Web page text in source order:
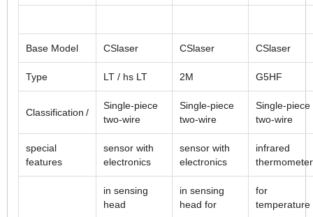
Base Model CSlaser CSlaser CSlaser
Type LT / hs LT 2M G5HF
Classification /
Single-piece
two-wire
Single-piece
two-wire
Single-piece
two-wire
special
features
sensor with
electronics
sensor with
electronics
infrared
thermometer
in sensing
head
in sensing
head for
for
temperature